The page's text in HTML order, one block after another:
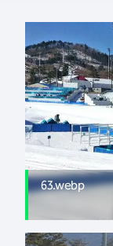
63.webp